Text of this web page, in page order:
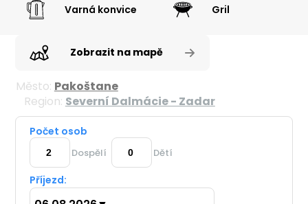
Varná konvice Gril
Zobrazit na mapě
Město: Pakoštane
Region: Severní Dalmácie - Zadar
Počet osob
Dospělí Dětí
Příjezd: